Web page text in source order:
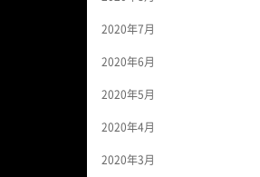
2020年7月
2020年6月
2020年5月
2020年4月
2020年3月